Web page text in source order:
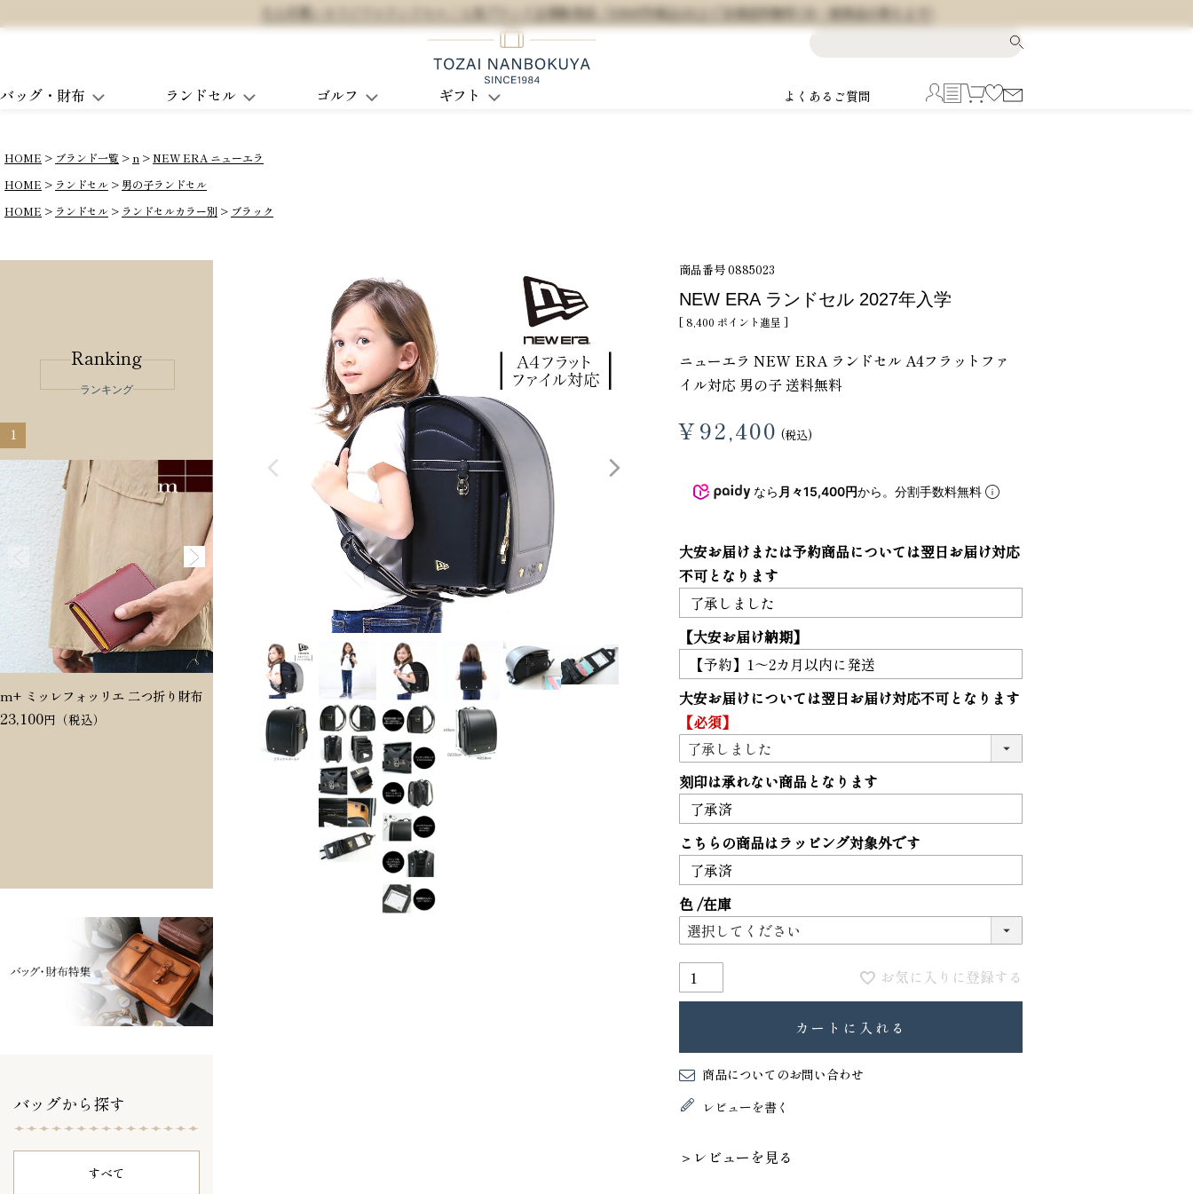
大人可愛いオリジナルランドセル / 人気ブランド正規販売店 / 5,500円(税込)以上で全国送料無料 (※一部商品を除きます)
バッグ・財布 ランドセル ゴルフ ギフト よくあるご質問
HOME ブランド一覧 n
NEW ERA ニューエラ
HOME
ランドセル
男の子ランドセル
HOME
ランドセル ランドセルカラー別 ブラック
Ranking
ランキング
1
m+ ミッレフォッリエ 二つ折り財布
23,100
Dakota ヴィタミーナ 二つ折り財布
20,350
3
PORTER ポーター ウィロー ウエス
トバッグ
25,300
4
GRIMM LAB アルファベット スエ
ード巾着
8,800
VIOLAdORO TRERO トレロ トー
31,900
バッグから探す
すべて
商品番号0885023
NEW ERA ランドセル 2027年入学
[8,400 ポイント進呈 ]
ニューエラ NEW ERA ランドセル A4フラットファ
イル対応 男の子 送料無料
¥92,400 税込
なら 月々15,400円から。分割手数料無料
大安お届けまたは予約商品については翌日お届け対応
不可となります
【大安お届け納期】
大安お届けについては翌日お届け対応不可となります
【必須】
刻印は承れない商品となります
こちらの商品はラッピング対象外です
色 在庫
お気に入りに登録する
カートに入れる
商品についてのお問い合わせ
レビューを書く
＞レビューを見る